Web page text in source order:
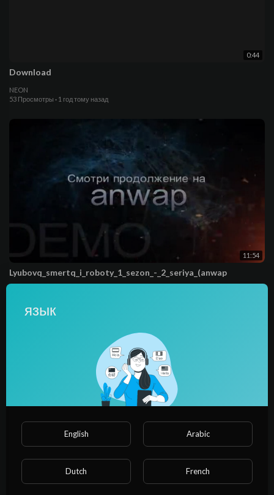
0:44
Download
NEON
53 Просмотры · 1 год тому назад
11:54
Lyubovq_smertq_i_roboty_1_sezon_-_2_seriya_(anwap
Lyubovq_smertq_i_roboty_1_sezon_-_1_seriya_(anwap
язык
English Arabic
Dutch French